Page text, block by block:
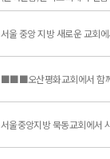
서울 중앙 지방 새로운 교회
■■■오산평화교회에서 함
서울중앙지방 묵동교회에서